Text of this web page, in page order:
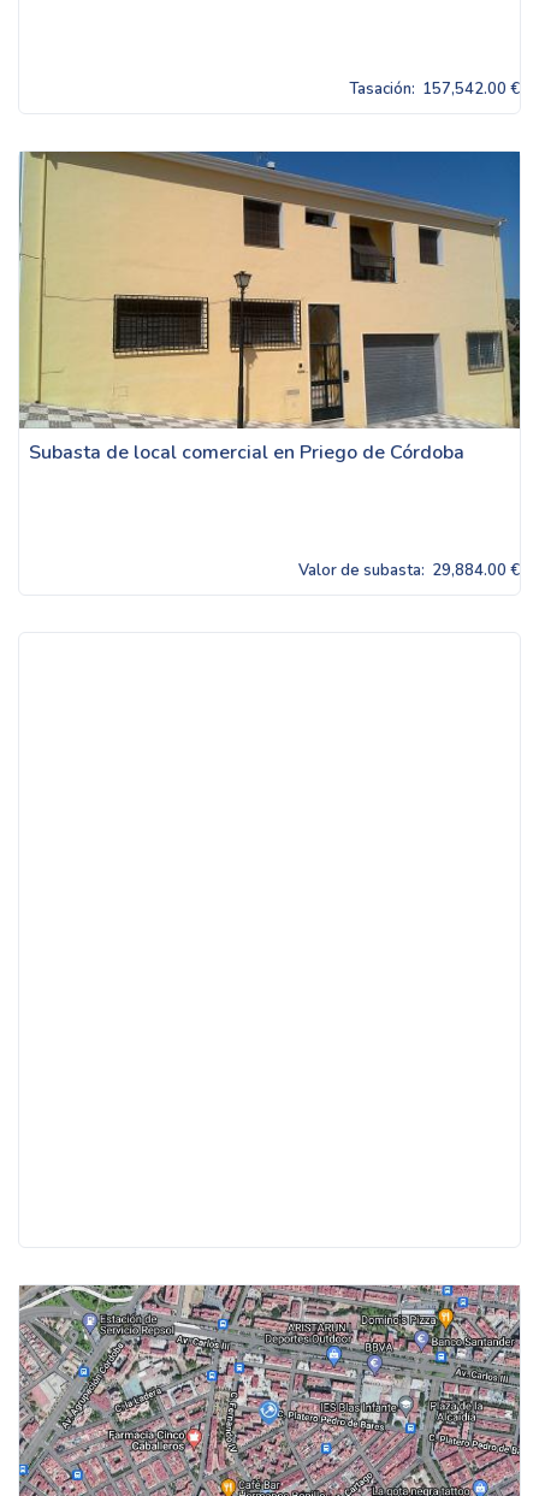
Tasación: 157,542.00 €
Subasta de local comercial en Priego de Córdoba
Valor de subasta: 29,884.00 €